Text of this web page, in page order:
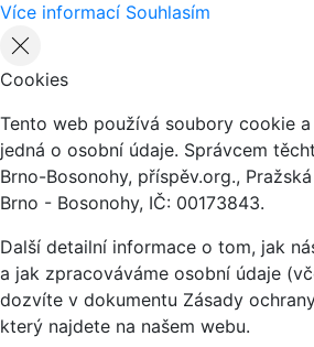
Více informací Souhlasím
Cookies
Tento web používá soubory cookie
jedná o osobní údaje. Správcem
Brno-Bosonohy, příspěv.org.,
Brno - Bosonohy, IČ: 00173843.
Další detailní informace o tom, jak
a jak zpracováváme osobní údaje
dozvíte v dokumentu Zásady
který najdete na našem webu.